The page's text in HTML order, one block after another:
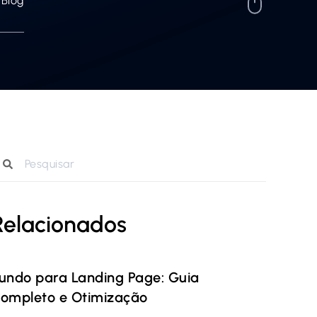
para Landing Page: Guia
e Otimização